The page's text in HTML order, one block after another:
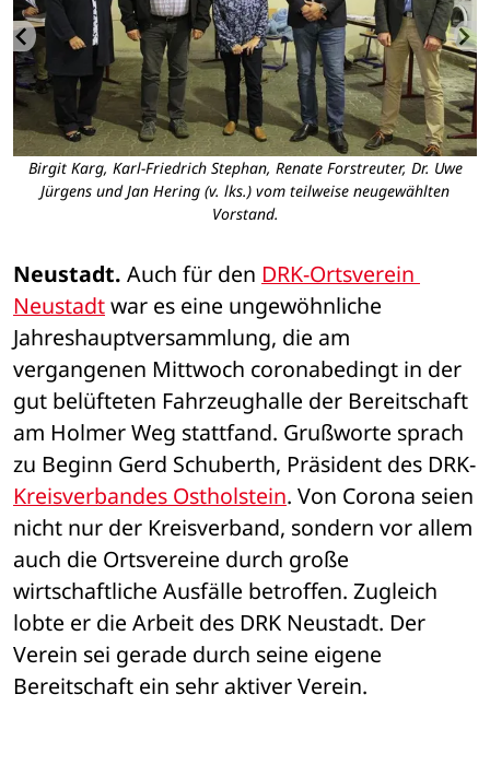
Birgit Karg, Karl-Friedrich Stephan, Renate Forstreuter, Dr. Uwe
Jürgens und Jan Hering (v. lks.) vom teilweise neugewählten
Vorstand.
Neustadt. Auch für den DRK-Ortsverein
Neustadt war es eine ungewöhnliche
Jahreshauptversammlung, die am
vergangenen Mittwoch coronabedingt in der
gut belüfteten Fahrzeughalle der Bereitschaft
am Holmer Weg stattfand. Grußworte sprach
zu Beginn Gerd Schuberth, Präsident des DRK-
Kreisverbandes Ostholstein. Von Corona seien
nicht nur der Kreisverband, sondern vor allem
auch die Ortsvereine durch große
wirtschaftliche Ausfälle betroffen. Zugleich
lobte er die Arbeit des DRK Neustadt. Der
Verein sei gerade durch seine eigene
Bereitschaft ein sehr aktiver Verein.